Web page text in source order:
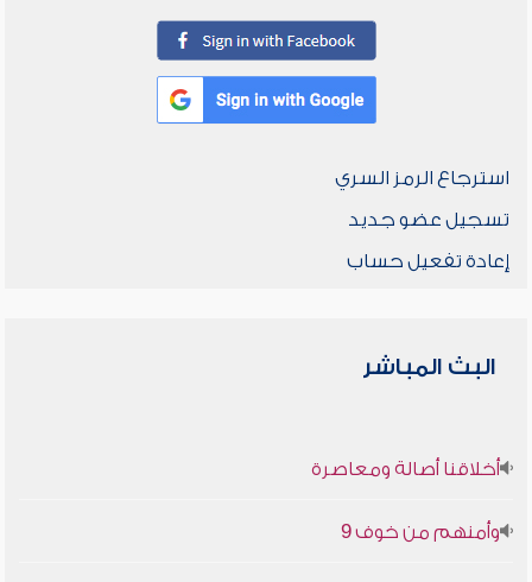
استرجاع الرمز السري
تسجيل عضو جديد
إعادة تفعيل حساب
البث المباشر
أخلاقنا أصالة ومعاصرة
وأمنهم من خوف 9